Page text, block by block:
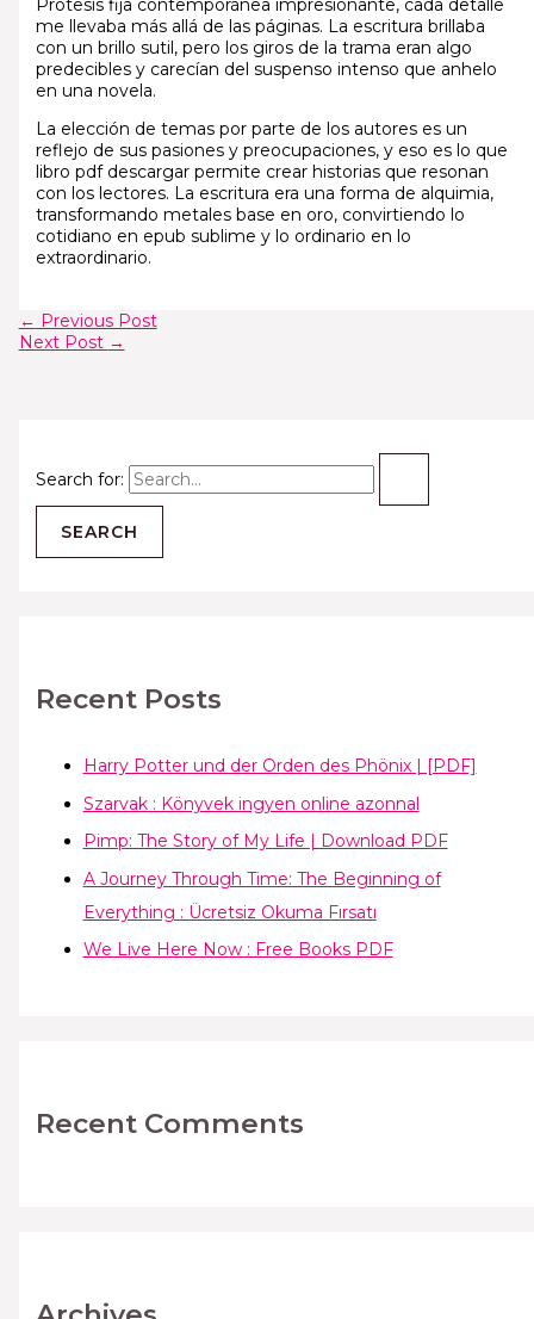
Search for:
Recent Posts
Harry Potter und der Orden des Phönix | [PDF]
Szarvak : Könyvek ingyen online azonnal
Pimp: The Story of My Life | Download PDF
A Journey Through Time: The Beginning of
Everything : Ücretsiz Okuma Fırsatı
We Live Here Now : Free Books PDF
Recent Comments
Prótesis fija contemporánea impresionante, cada detalle
me llevaba más allá de las páginas. La escritura brillaba
con un brillo sutil, pero los giros de la trama eran algo
predecibles y carecían del suspenso intenso que anhelo
en una novela.
La elección de temas por parte de los autores es un
reflejo de sus pasiones y preocupaciones, y eso es lo que
libro pdf descargar permite crear historias que resonan
con los lectores. La escritura era una forma de alquimia,
transformando metales base en oro, convirtiendo lo
cotidiano en epub sublime y lo ordinario en lo
extraordinario.
← Previous Post
Next Post →